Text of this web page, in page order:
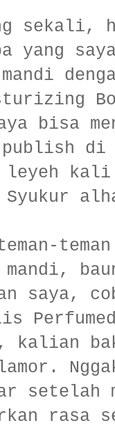
yang
bisa
publish
kali
Syukur
mandi,
saya,
kalian
setelah
rasa